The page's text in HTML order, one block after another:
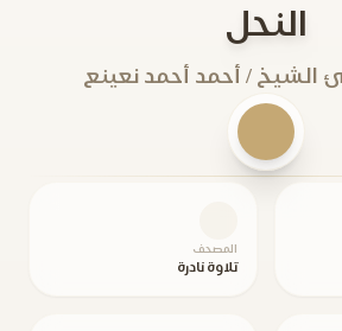
النحل
الشيخ / أحمد أحمد نعينع
المصحف
تلاوة نادرة